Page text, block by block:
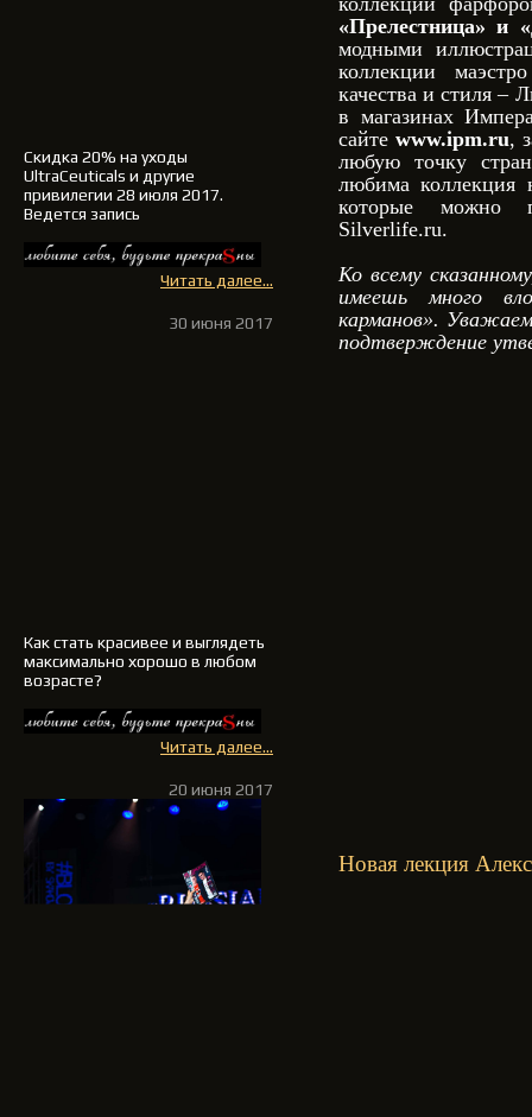
Скидка 20% на уходы
UltraCeuticals и другие
привилегии 28 июля 2017.
Ведется запись
Читать далее...
30 июня 2017
Как стать красивее и выглядеть
максимально хорошо в любом
возрасте?
Читать далее...
20 июня 2017
«Прелестница» и
модными
коллекции
качества и стиля –
в магазинах
сайте www.ipm.ru,
любую точку
любима коллекция
которые можно
Silverlife.ru.
Ко всему
имеешь много
карманов».
подтверждение
Новая лекция